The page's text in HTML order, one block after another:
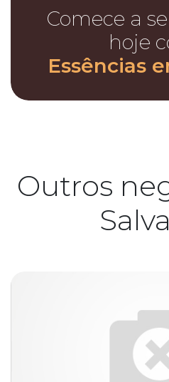
Comece a
hoje
Essências
Outros